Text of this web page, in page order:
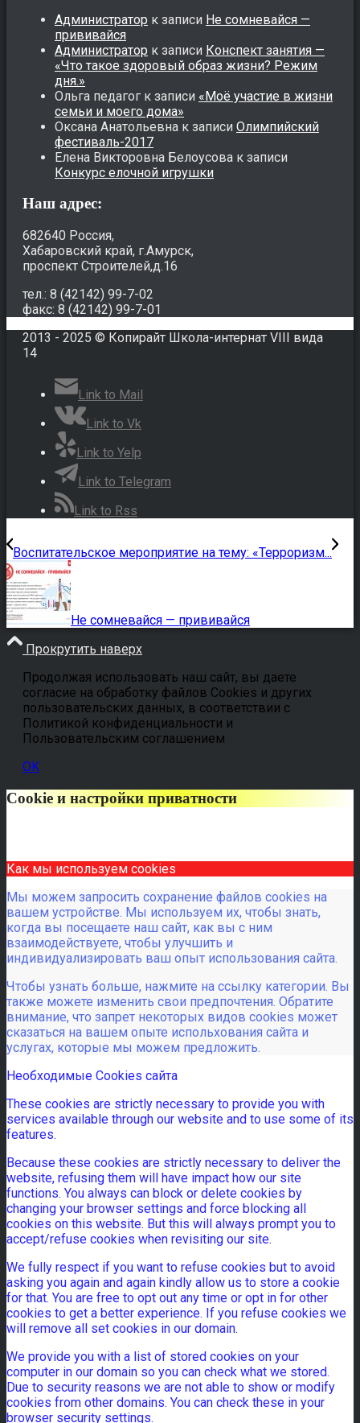
Администратор к записи Не сомневайся —
прививайся
Администратор к записи Конспект занятия —
«Что такое здоровый образ жизни? Режим
дня.»
Ольга педагог к записи «Моё участие в жизни
семьи и моего дома»
Оксана Анатольевна к записи Олимпийский
фестиваль-2017
Елена Викторовна Белоусова к записи
Конкурс елочной игрушки
Наш адрес:
682640 Россия,
Хабаровский край, г.Амурск,
проспект Строителей,д.16
тел.: 8 (42142) 99-7-02
факс: 8 (42142) 99-7-01
2013 - 2025 © Копирайт Школа-интернат VIII вида
14
Link to Mail
Link to Vk
Link to Yelp
Link to Telegram
Link to Rss
Воспитательское мероприятие на тему: «Терроризм...
Не сомневайся — прививайся
Прокрутить наверх
Продолжая использовать наш сайт, вы даете
согласие на обработку файлов Cookies и других
пользовательских данных, в соответствии с
Политикой конфиденциальности и
Пользовательским соглашением
OK
Cookie и настройки приватности
Как мы используем cookies
Мы можем запросить сохранение файлов cookies на
вашем устройстве. Мы используем их, чтобы знать,
когда вы посещаете наш сайт, как вы с ним
взаимодействуете, чтобы улучшить и
индивидуализировать ваш опыт использования сайта.
Чтобы узнать больше, нажмите на ссылку категории. Вы
также можете изменить свои предпочтения. Обратите
внимание, что запрет некоторых видов cookies может
сказаться на вашем опыте испольхования сайта и
услугах, которые мы можем предложить.
Необходимые Cookies сайта
These cookies are strictly necessary to provide you with
services available through our website and to use some of its
features.
Because these cookies are strictly necessary to deliver the
website, refusing them will have impact how our site
functions. You always can block or delete cookies by
changing your browser settings and force blocking all
cookies on this website. But this will always prompt you to
accept/refuse cookies when revisiting our site.
We fully respect if you want to refuse cookies but to avoid
asking you again and again kindly allow us to store a cookie
for that. You are free to opt out any time or opt in for other
cookies to get a better experience. If you refuse cookies we
will remove all set cookies in our domain.
We provide you with a list of stored cookies on your
computer in our domain so you can check what we stored.
Due to security reasons we are not able to show or modify
cookies from other domains. You can check these in your
browser security settings.